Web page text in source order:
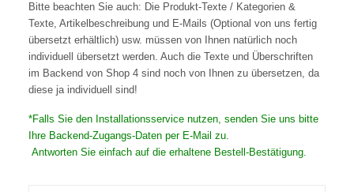
Bitte beachten Sie auch: Die Produkt-Texte / Kategorien &
Texte, Artikelbeschreibung und E-Mails (Optional von uns fertig
übersetzt erhältlich) usw. müssen von Ihnen natürlich noch
individuell übersetzt werden. Auch die Texte und Überschriften
im Backend von Shop 4 sind noch von Ihnen zu übersetzen, da
diese ja individuell sind!
*Falls Sie den Installationsservice nutzen, senden Sie uns bitte
Ihre Backend-Zugangs-Daten per E-Mail zu.
Antworten Sie einfach auf die erhaltene Bestell-Bestätigung.